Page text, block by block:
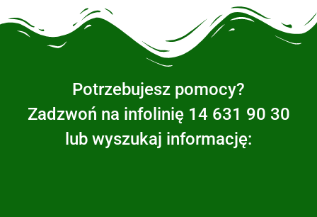
Potrzebujesz pomocy?
Zadzwoń na infolinię 14 631 90 30
lub wyszukaj informację: